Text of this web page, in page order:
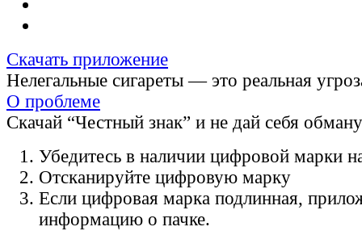
Скачать приложение
Нелегальные сигареты — это реальная
О проблеме
Скачай “Честный знак” и не дай себя
Убедитесь в наличии цифровой марки
Отсканируйте цифровую марку
Если цифровая марка подлинная,
информацию о пачке.